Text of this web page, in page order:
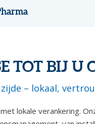
TOT BIJ U
zijde – lokaal,
lokale verankering.